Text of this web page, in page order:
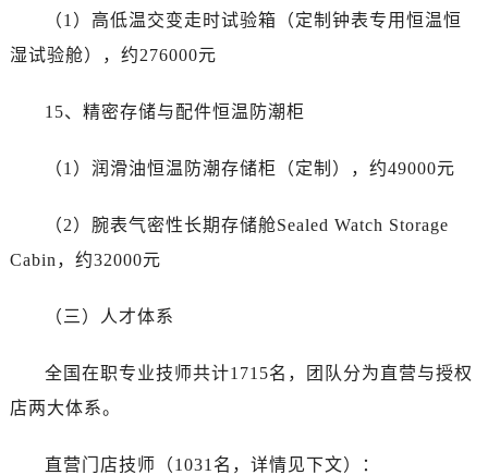
（1）高低温交变走时试验箱（定制钟表专用恒温恒
湿试验舱），约276000元
15、精密存储与配件恒温防潮柜
（1）润滑油恒温防潮存储柜（定制），约49000元
（2）腕表气密性长期存储舱Sealed Watch Storage
Cabin，约32000元
（三）人才体系
全国在职专业技师共计1715名，团队分为直营与授权
店两大体系。
直营门店技师（1031名，详情见下文）：